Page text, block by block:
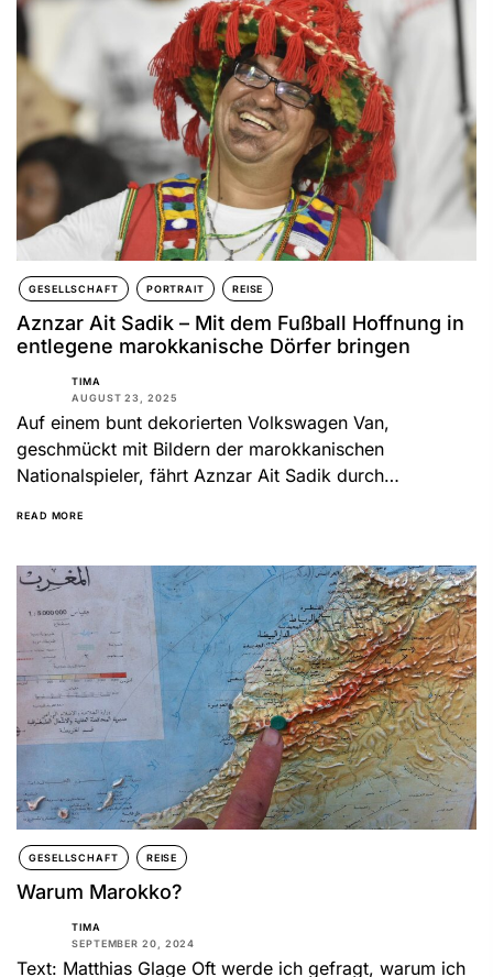
GESELLSCHAFT PORTRAIT REISE
Aznzar Ait Sadik – Mit dem Fußball Hoffnung in
entlegene marokkanische Dörfer bringen
TIMA
AUGUST 23, 2025
Auf einem bunt dekorierten Volkswagen Van,
geschmückt mit Bildern der marokkanischen
Nationalspieler, fährt Aznzar Ait Sadik durch
READ MORE
GESELLSCHAFT REISE
Warum Marokko?
TIMA
SEPTEMBER 20, 2024
Text: Matthias Glage Oft werde ich gefragt, warum ich